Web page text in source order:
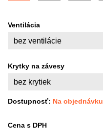
Ventilácia
Krytky na závesy
Dostupnosť: Na objednávku
Cena s DPH